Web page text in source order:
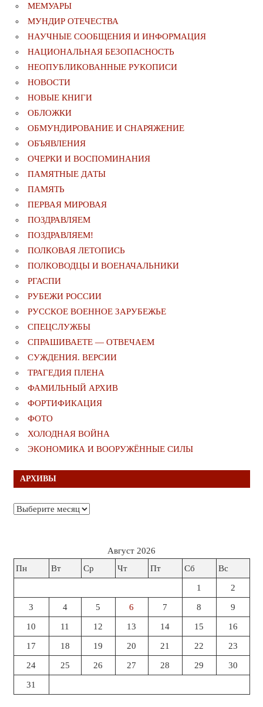
МЕМУАРЫ
МУНДИР ОТЕЧЕСТВА
НАУЧНЫЕ СООБЩЕНИЯ И ИНФОРМАЦИЯ
НАЦИОНАЛЬНАЯ БЕЗОПАСНОСТЬ
НЕОПУБЛИКОВАННЫЕ РУКОПИСИ
НОВОСТИ
НОВЫЕ КНИГИ
ОБЛОЖКИ
ОБМУНДИРОВАНИЕ И СНАРЯЖЕНИЕ
ОБЪЯВЛЕНИЯ
ОЧЕРКИ И ВОСПОМИНАНИЯ
ПАМЯТНЫЕ ДАТЫ
ПАМЯТЬ
ПЕРВАЯ МИРОВАЯ
ПОЗДРАВЛЯЕМ
ПОЗДРАВЛЯЕМ!
ПОЛКОВАЯ ЛЕТОПИСЬ
ПОЛКОВОДЦЫ И ВОЕНАЧАЛЬНИКИ
РГАСПИ
РУБЕЖИ РОССИИ
РУССКОЕ ВОЕННОЕ ЗАРУБЕЖЬЕ
СПЕЦСЛУЖБЫ
СПРАШИВАЕТЕ — ОТВЕЧАЕМ
СУЖДЕНИЯ. ВЕРСИИ
ТРАГЕДИЯ ПЛЕНА
ФАМИЛЬНЫЙ АРХИВ
ФОРТИФИКАЦИЯ
ФОТО
ХОЛОДНАЯ ВОЙНА
ЭКОНОМИКА И ВООРУЖЁННЫЕ СИЛЫ
АРХИВЫ
Архивы
Август 2026
Пн
Вт Ср Чт Пт Сб Вс
1 2
3 4 5 6 7 8 9
10 11 12 13 14 15 16
17 18 19 20 21 22 23
24 25 26 27 28 29 30
31